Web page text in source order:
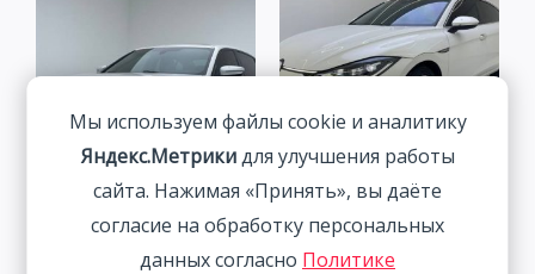
BMW 3 Series 2.0T 156HP
150HP 2WD 2023 | Белый
Мы используем файлы cookie и аналитику
Яндекс.Метрикидля улучшения работы
сайта. Нажимая «Принять», вы даёте
согласие на обработку персональных
данных согласно Политике